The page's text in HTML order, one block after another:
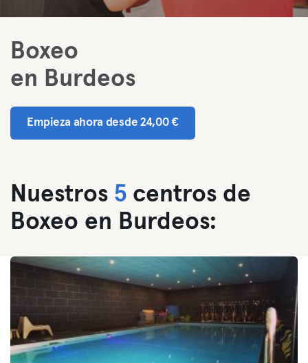
Boxeo
en Burdeos
Empieza ahora desde 24,00 €
Nuestros 5 centros de
Boxeo en Burdeos: